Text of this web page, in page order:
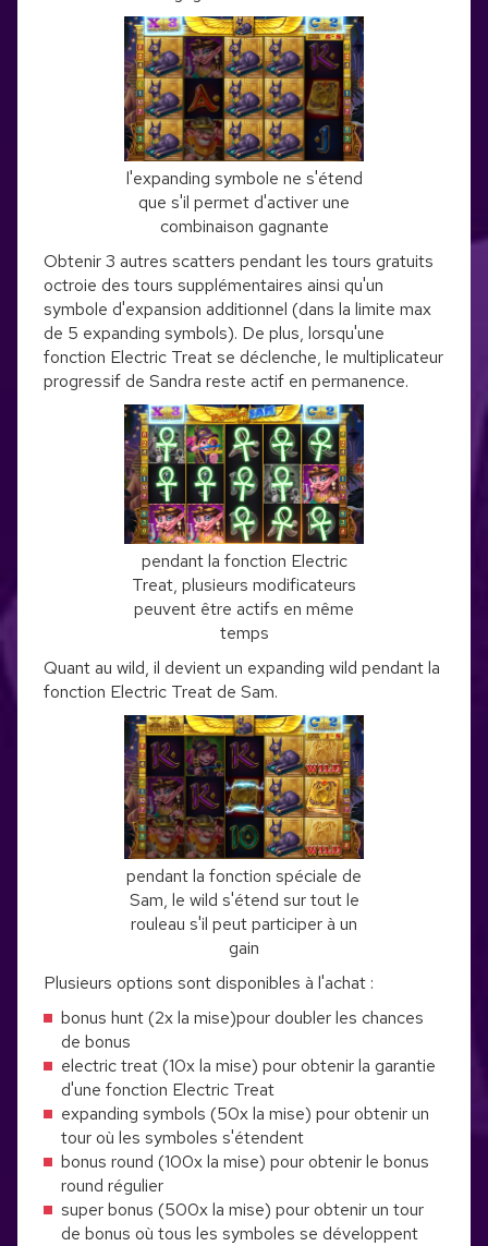
l'expanding symbole ne s'étend
que s'il permet d'activer une
combinaison gagnante
Obtenir 3 autres scatters pendant les tours gratuits
octroie des tours supplémentaires ainsi qu'un
symbole d'expansion additionnel (dans la limite max
de 5 expanding symbols). De plus, lorsqu'une
fonction Electric Treat se déclenche, le multiplicateur
progressif de Sandra reste actif en permanence.
pendant la fonction Electric
Treat, plusieurs modificateurs
peuvent être actifs en même
temps
Quant au wild, il devient un expanding wild pendant la
fonction Electric Treat de Sam.
pendant la fonction spéciale de
Sam, le wild s'étend sur tout le
rouleau s'il peut participer à un
gain
Plusieurs options sont disponibles à l'achat :
bonus hunt (2x la mise)pour doubler les chances
de bonus
electric treat (10x la mise) pour obtenir la garantie
d'une fonction Electric Treat
expanding symbols (50x la mise) pour obtenir un
tour où les symboles s'étendent
bonus round (100x la mise) pour obtenir le bonus
round régulier
super bonus (500x la mise) pour obtenir un tour
de bonus où tous les symboles se développent